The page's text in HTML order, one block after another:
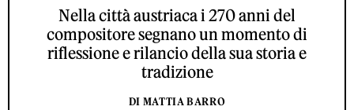
Nella città austriaca i 270 anni del
compositore segnano un momento di
riflessione e rilancio della sua storia e
tradizione
DI MATTIA BARRO